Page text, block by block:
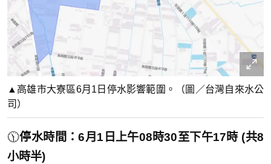
▲高雄市大寮區6月1日停水影響範圍。（圖／台灣自來水公
司）
🕦停水時間：6月1日上午08時30至下午17時 (共8
小時半)